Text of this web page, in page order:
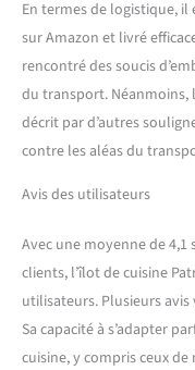
En termes de logistique,
sur Amazon et livré
rencontré des soucis
du transport. Néanmoins,
décrit par d’autres
contre les aléas du
Avis des utilisateurs
Avec une moyenne de
clients, l’îlot de cuisine
utilisateurs. Plusieurs
Sa capacité à s’adapter
cuisine, y compris ceux